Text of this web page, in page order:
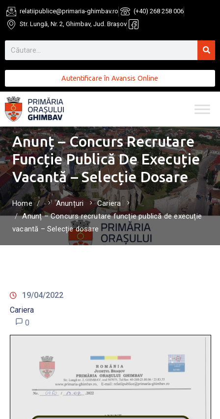
relatiipublice@primaria-ghimbav.ro
(+40) 268 258 006
Str. Lungă, Nr. 2, Ghimbav, Jud. Brașov
Autentificare în Avansis Online
Anunț – Concurs Recrutare
Funcție Publică De Execuție
Vacantă – Selecție Dosare
Home Anunțuri
Cariera
Anunț – Concurs recrutare funcție publică de execuție
vacantă – Selecție dosare
19/04/2022
Cariera
0